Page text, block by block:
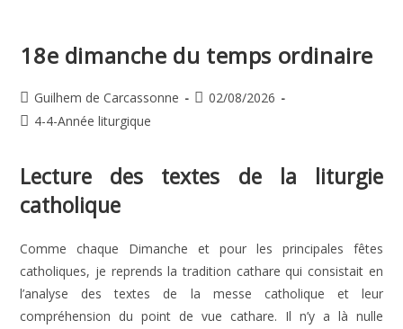
18e dimanche du temps ordinaire
Auteur/autrice
de
Guilhem de Carcassonne
Publication
02/08/2026
Post4-4-Année liturgique
Lecture des textes de la liturgie
catholique
Comme chaque Dimanche et pour les principales fêtes
catholiques, je reprends la tradition cathare qui consistait en
l’analyse des textes de la messe catholique et leur
compréhension du point de vue cathare. Il n’y a là nulle